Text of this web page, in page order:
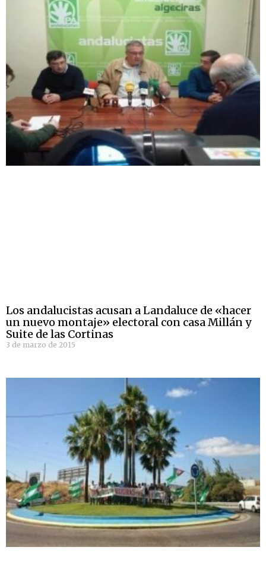
Los andalucistas acusan a Landaluce de «hacer
un nuevo montaje» electoral con casa Millán y
Suite de las Cortinas
3 de marzo de 2015